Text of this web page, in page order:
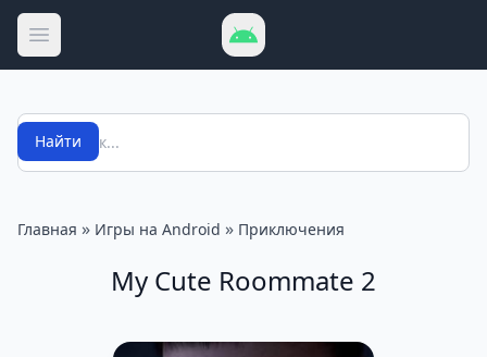
Открыть меню
Поиск
Найти
Главная » Игры на Android » Приключения
My Cute Roommate 2